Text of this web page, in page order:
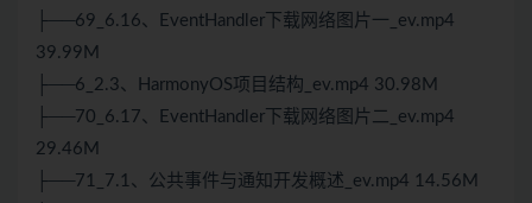
├──69_6.16、EventHandler下载网络图片一_ev.mp4
39.99M
├──6_2.3、HarmonyOS项目结构_ev.mp4 30.98M
├──70_6.17、EventHandler下载网络图片二_ev.mp4
29.46M
├──71_7.1、公共事件与通知开发概述_ev.mp4 14.56M